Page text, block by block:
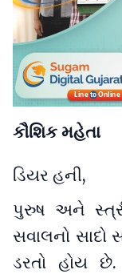
કૌશિક મહેતા
ડિયર હની,
પુરુષ અને
સવાલનો
ડરતો હોય